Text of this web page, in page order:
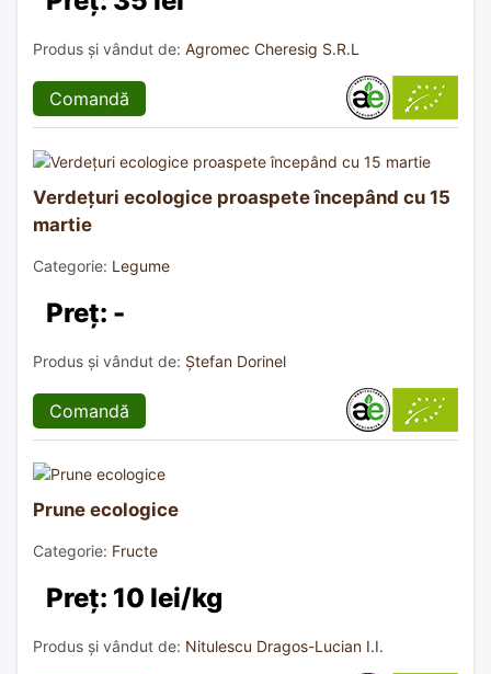
Produs și vândut de: Agromec Cheresig S.R.L
Comandă
Verdețuri ecologice proaspete începând cu 15
martie
Categorie: Legume
Preț: -
Produs și vândut de: Ștefan Dorinel
Comandă
Prune ecologice
Categorie: Fructe
Preț: 10 lei/kg
Produs și vândut de: Nitulescu Dragos-Lucian I.I.